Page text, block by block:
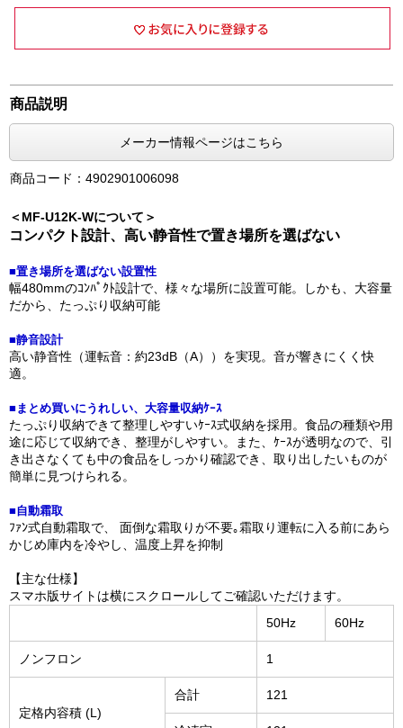
商品説明
メーカー情報ページはこちら
商品コード：4902901006098
＜MF-U12K-Wについて＞
コンパクト設計、高い静音性で置き場所を選ばない
■置き場所を選ばない設置性
幅480mmのｺﾝﾊﾟｸﾄ設計で、様々な場所に設置可能。しかも、大容量
だから、たっぷり収納可能
■静音設計
高い静音性（運転音：約23dB（A））を実現。音が響きにくく快
適。
■まとめ買いにうれしい、大容量収納ｹｰｽ
たっぷり収納できて整理しやすいｹｰｽ式収納を採用。食品の種類や用
途に応じて収納でき、整理がしやすい。また、ｹｰｽが透明なので、引
き出さなくても中の食品をしっかり確認でき、取り出したいものが
簡単に見つけられる。
■自動霜取
ﾌｧﾝ式自動霜取で、 面倒な霜取りが不要｡霜取り運転に入る前にあら
かじめ庫内を冷やし、温度上昇を抑制
【主な仕様】
スマホ版サイトは横にスクロールしてご確認いただけます。
50Hz
60Hz
ノンフロン 1
定格内容積 (L)
合計 121